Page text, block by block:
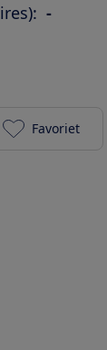
-
Lionelo
Favoriet